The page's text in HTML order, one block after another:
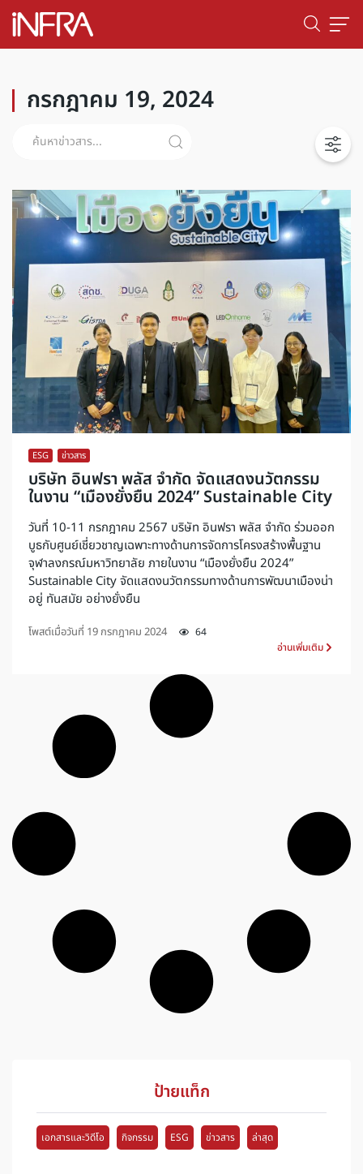
กรกฎาคม 19, 2024
ESG ข่าวสาร
บริษัท อินฟรา พลัส จำกัด จัดแสดงนวัตกรรม
ในงาน “เมืองยั่งยืน 2024” Sustainable City
วันที่ 10-11 กรกฎาคม 2567 บริษัท อินฟรา พลัส จำกัด ร่วมออก
บูธกับศูนย์เชี่ยวชาญเฉพาะทางด้านการจัดการโครงสร้างพื้นฐาน
จุฬาลงกรณ์มหาวิทยาลัย ภายในงาน “เมืองยั่งยืน 2024”
Sustainable City จัดแสดงนวัตกรรมทางด้านการพัฒนาเมืองน่า
อยู่ ทันสมัย อย่างยั่งยืน
โพสต์เมื่อวันที่ 19 กรกฎาคม 2024
64
อ่านเพิ่มเติม
ป้ายแท็ก
เอกสารและวิดีโอ กิจกรรม ESG ข่าวสาร ล่าสุด